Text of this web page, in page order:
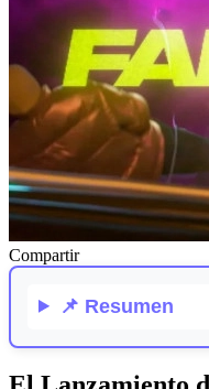
Compartir
📌 Resumen